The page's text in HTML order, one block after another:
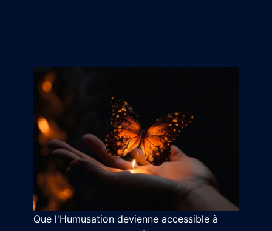
Que l'Humusation devienne accessible à